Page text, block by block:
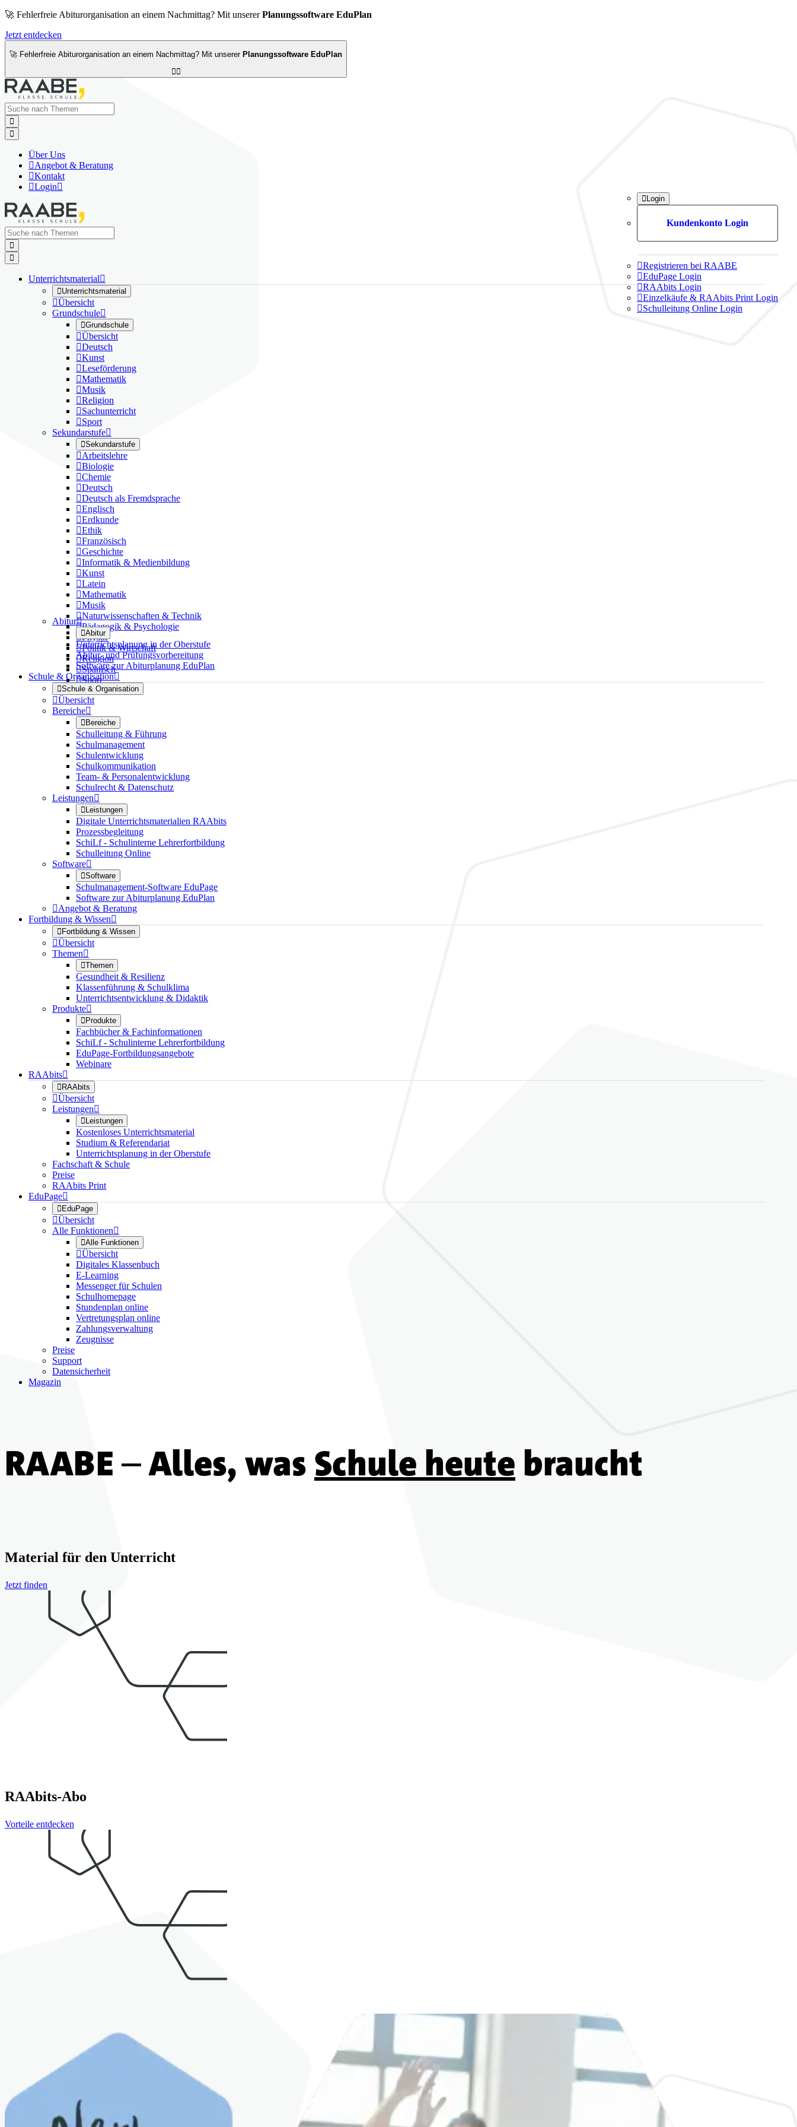
🚀 Fehlerfreie Abiturorganisation an einem Nachmittag? Mit unsererPlanungssoftware EduPlan
Jetzt entdecken
🚀 Fehlerfreie Abiturorganisation an einem Nachmittag? Mit unserer Planungssoftware EduPlan



Über Uns
Angebot & Beratung
Kontakt
Login
Login
Kundenkonto Login
Registrieren bei RAABE
EduPage Login
RAAbits Login
Einzelkäufe & RAAbits Print Login
Schulleitung Online Login


Unterrichtsmaterial
Unterrichtsmaterial
Übersicht
Grundschule
Grundschule
Übersicht
Deutsch
Kunst
Leseförderung
Mathematik
Musik
Religion
Sachunterricht
Sport
Sekundarstufe
Sekundarstufe
Arbeitslehre
Biologie
Chemie
Deutsch
Deutsch als Fremdsprache
Englisch
Erdkunde
Ethik
Französisch
Geschichte
Informatik & Medienbildung
Kunst
Latein
Mathematik
Musik
Naturwissenschaften & Technik
Pädagogik & Psychologie
Physik
Politik & Wirtschaft
Religion
Spanisch
Sport
Abitur
Abitur
Unterrichtsplanung in der Oberstufe
Abitur- und Prüfungsvorbereitung
Software zur Abiturplanung EduPlan
Schule & Organisation
Schule & Organisation
Übersicht
Bereiche
Bereiche
Schulleitung & Führung
Schulmanagement
Schulentwicklung
Schulkommunikation
Team- & Personalentwicklung
Schulrecht & Datenschutz
Leistungen
Leistungen
Digitale Unterrichtsmaterialien RAAbits
Prozessbegleitung
SchiLf - Schulinterne Lehrerfortbildung
Schulleitung Online
Software
Software
Schulmanagement-Software EduPage
Software zur Abiturplanung EduPlan
Angebot & Beratung
Fortbildung & Wissen
Fortbildung & Wissen
Übersicht
Themen
Themen
Gesundheit & Resilienz
Klassenführung & Schulklima
Unterrichtsentwicklung & Didaktik
Produkte
Produkte
Fachbücher & Fachinformationen
SchiLf - Schulinterne Lehrerfortbildung
EduPage-Fortbildungsangebote
Webinare
RAAbits
RAAbits
Übersicht
Leistungen
Leistungen
Kostenloses Unterrichtsmaterial
Studium & Referendariat
Unterrichtsplanung in der Oberstufe
Fachschaft & Schule
Preise
RAAbits Print
EduPage
EduPage
Übersicht
Alle Funktionen
Alle Funktionen
Übersicht
Digitales Klassenbuch
E-Learning
Messenger für Schulen
Schulhomepage
Stundenplan online
Vertretungsplan online
Zahlungsverwaltung
Zeugnisse
Preise
Support
Datensicherheit
Magazin
RAABE–Alles, wasSchule heute braucht
Material für den Unterricht
Jetzt finden
RAAbits-Abo
Vorteile entdecken